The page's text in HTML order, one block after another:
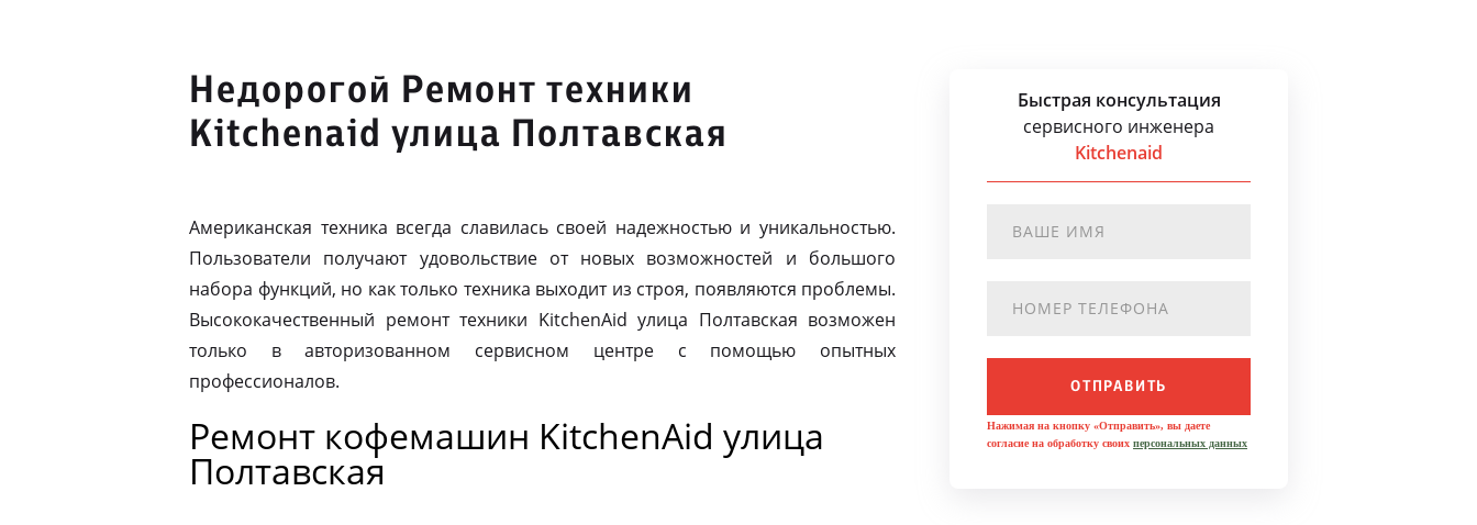
Недорогой Ремонт техники
Kitchenaid улица Полтавская
Американская техника всегда славилась своей надежностью и уникальностью.
Пользователи получают удовольствие от новых возможностей и большого
набора функций, но как только техника выходит из строя, появляются проблемы.
Высококачественный ремонт техники KitchenAid улица Полтавская возможен
только в авторизованном сервисном центре с помощью опытных
профессионалов.
Ремонт кофемашин KitchenAid улица
Полтавская
Быстрая консультация
сервисного инженера
Kitchenaid
ОТПРАВИТЬ
Нажимая на кнопку «Отправить», вы даете
согласие на обработку своих персональных данных